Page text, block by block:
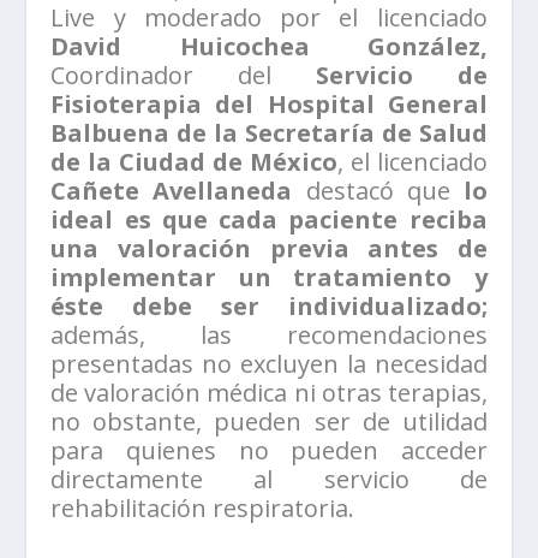
Live y moderado por el licenciado
David Huicochea González,
Coordinador del Servicio de
Fisioterapia del Hospital General
Balbuena de la Secretaría de Salud
de la Ciudad de México, el licenciado
Cañete Avellaneda destacó que lo
ideal es que cada paciente reciba
una valoración previa antes de
implementar un tratamiento y
éste debe ser individualizado;
además, las recomendaciones
presentadas no excluyen la necesidad
de valoración médica ni otras terapias,
no obstante, pueden ser de utilidad
para quienes no pueden acceder
directamente al servicio de
rehabilitación respiratoria.